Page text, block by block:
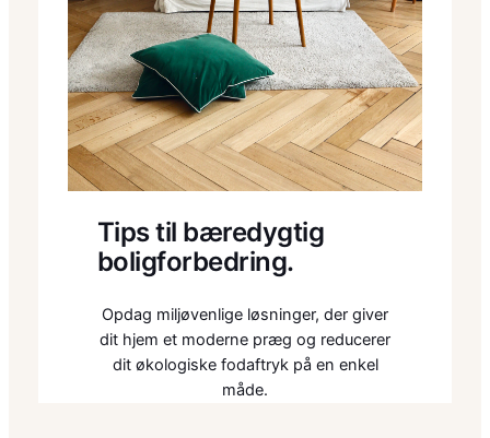
Tips til bæredygtig
boligforbedring.
Opdag miljøvenlige løsninger, der giver
dit hjem et moderne præg og reducerer
dit økologiske fodaftryk på en enkel
måde.